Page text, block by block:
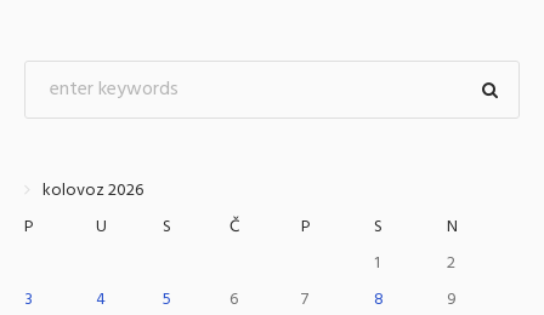
kolovoz 2026
P
U S Č P S
N
1
2
3
4 5 6 7 8
9